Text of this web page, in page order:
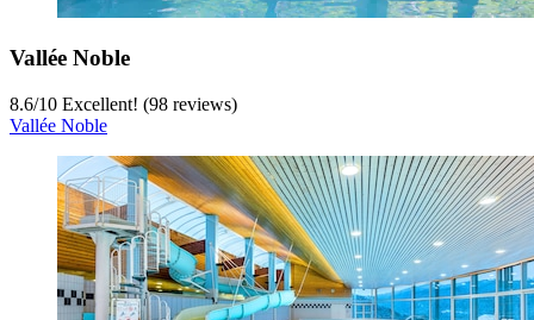
Vallée Noble
8.6/10 Excellent! (98 reviews)
Vallée Noble